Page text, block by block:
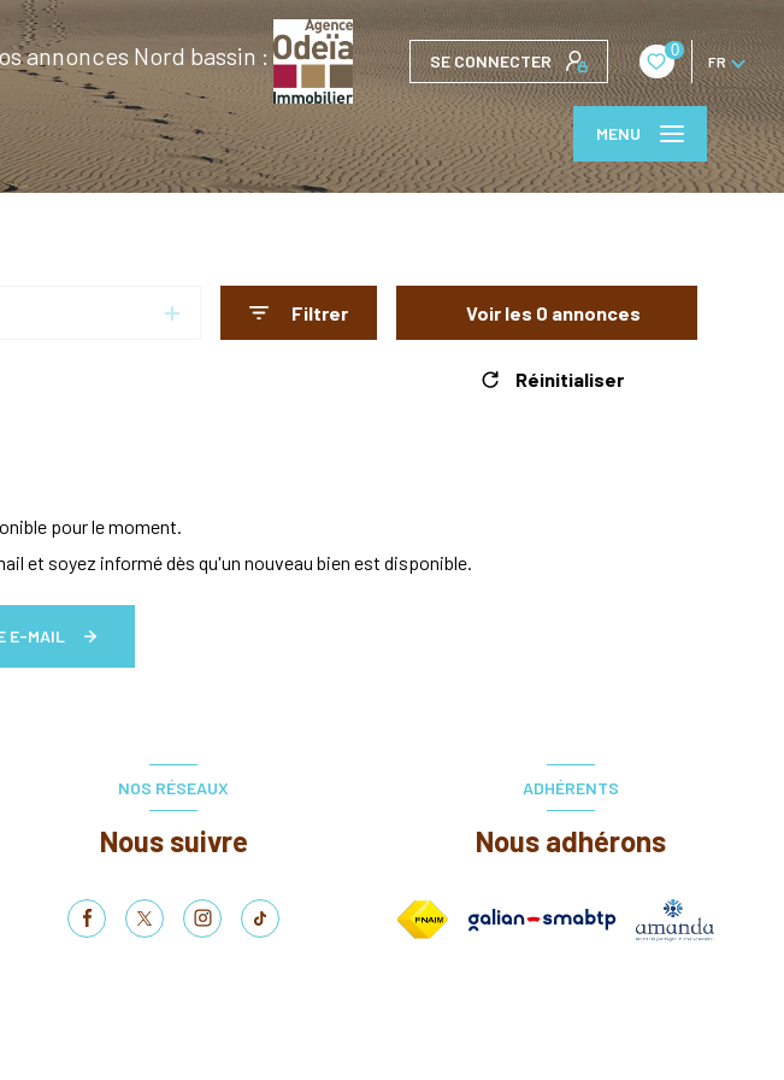
annonces Nord bassin : SE CONNECTER
0
FR
MENU
Filtrer Voir les 0 annonces
Réinitialiser
pour le moment.
et soyez informé dès qu'un nouveau bien est disponible.
E-MAIL
NOS RÉSEAUX
Nous suivre
ADHÉRENTS
Nous adhérons